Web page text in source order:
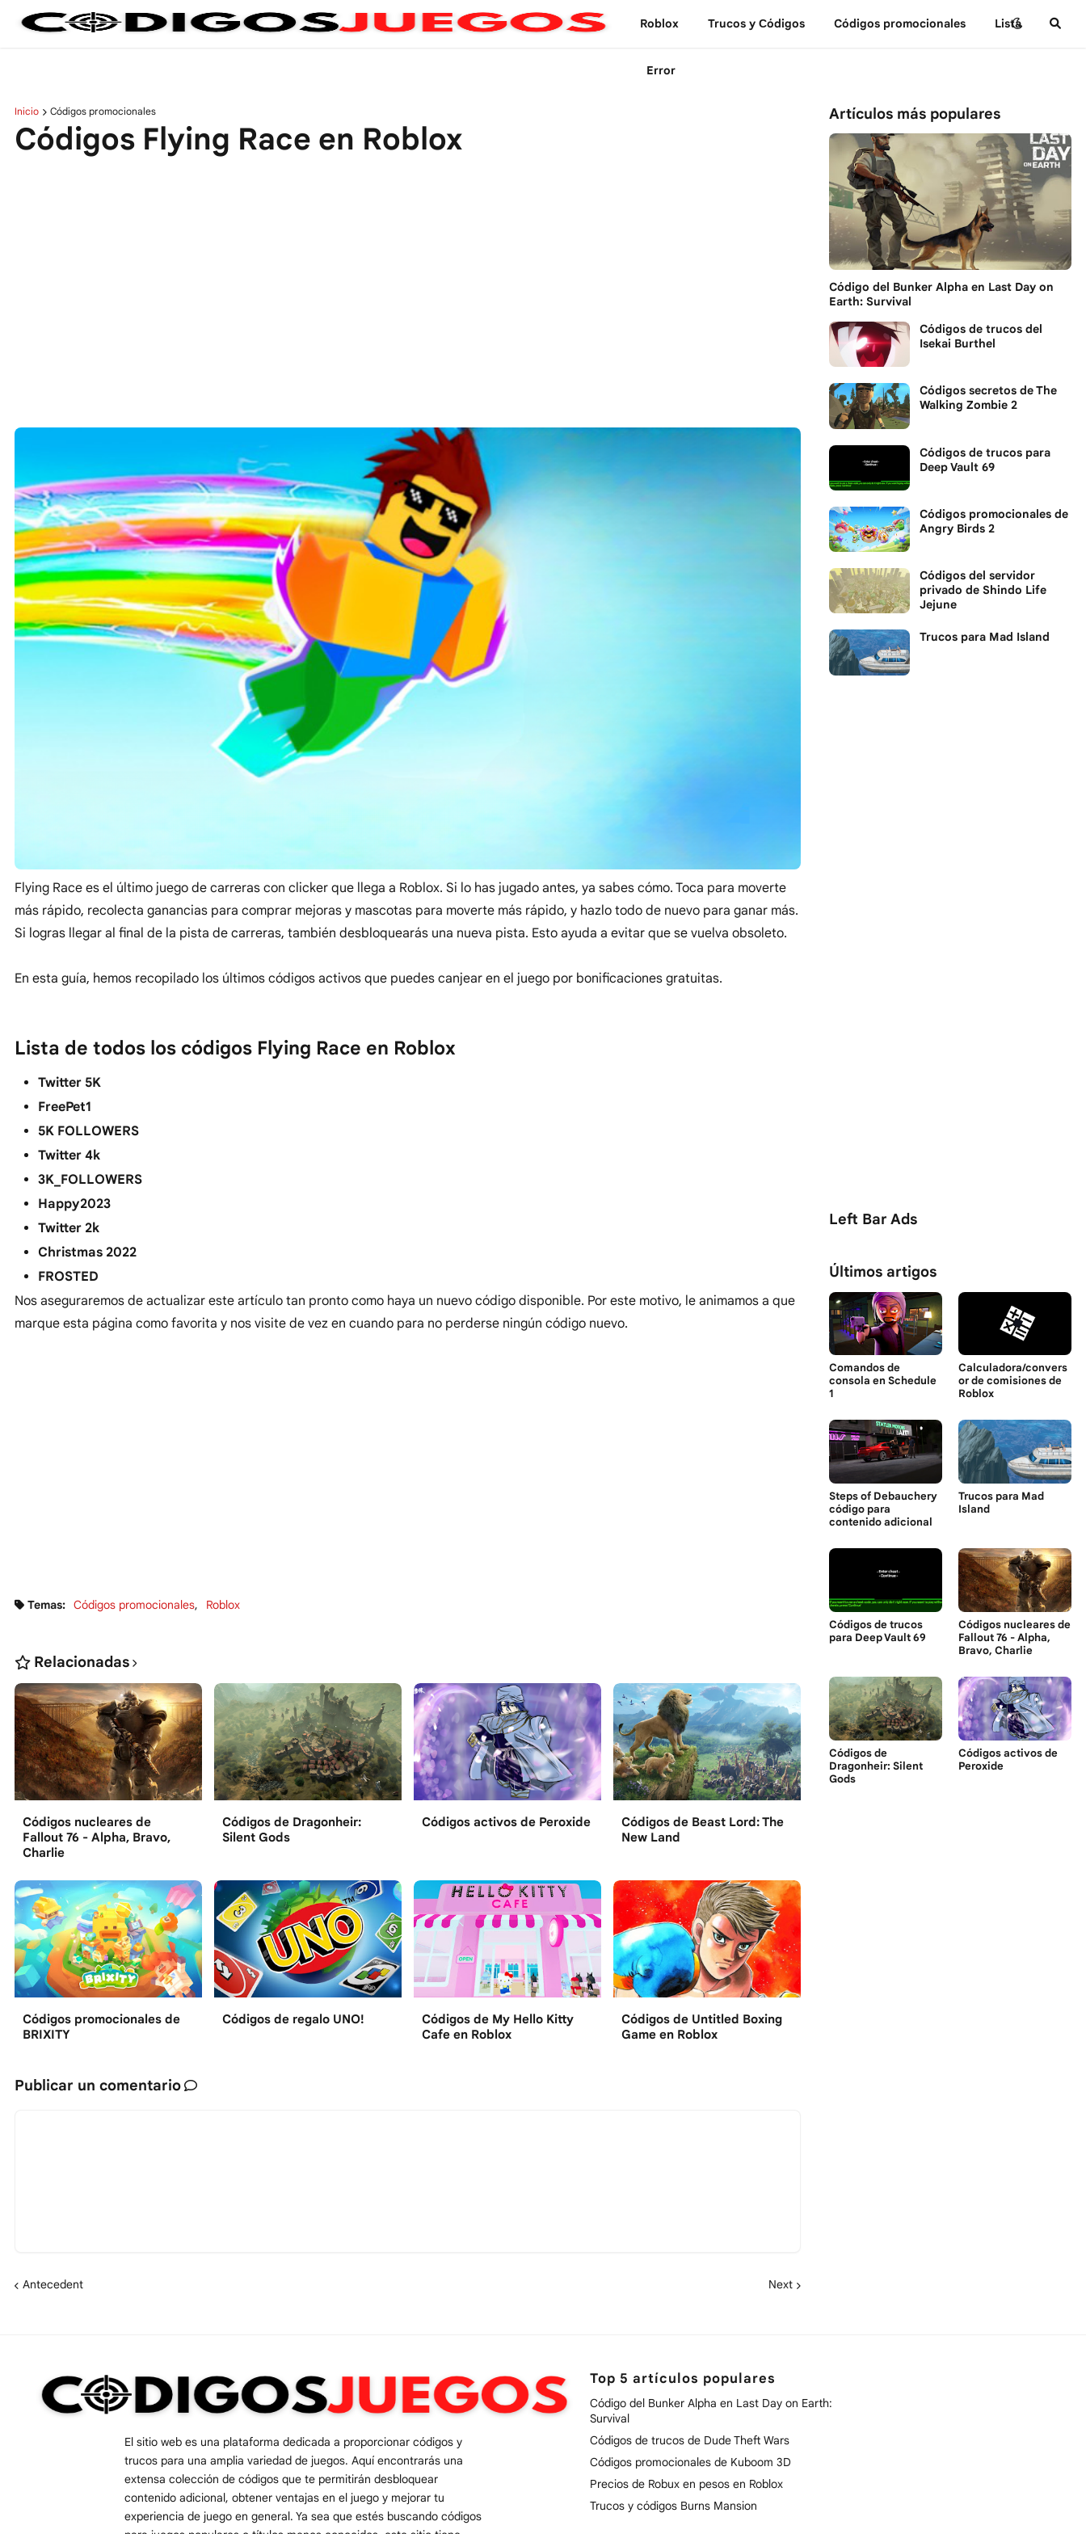
Roblox Trucos y Сódigos Códigos promocionales Lista
Error
Inicio Códigos promocionales
Códigos Flying Race en Roblox
Flying Race es el último juego de carreras con clicker que llega a Roblox. Si lo has jugado antes, ya sabes cómo. Toca para moverte
más rápido, recolecta ganancias para comprar mejoras y mascotas para moverte más rápido, y hazlo todo de nuevo para ganar más.
Si logras llegar al final de la pista de carreras, también desbloquearás una nueva pista. Esto ayuda a evitar que se vuelva obsoleto.
En esta guía, hemos recopilado los últimos códigos activos que puedes canjear en el juego por bonificaciones gratuitas.
Lista de todos los códigos Flying Race en Roblox
Twitter 5K
FreePet1
5K FOLLOWERS
Twitter 4k
3K_FOLLOWERS
Happy2023
Twitter 2k
Christmas 2022
FROSTED
Nos aseguraremos de actualizar este artículo tan pronto como haya un nuevo código disponible. Por este motivo, le animamos a que
marque esta página como favorita y nos visite de vez en cuando para no perderse ningún código nuevo.
Temas: Códigos promocionales Roblox
Relacionadas
Códigos nucleares de
Fallout 76 - Alpha, Bravo,
Charlie
Códigos de Dragonheir:
Silent Gods
Códigos activos de Peroxide
Códigos de Beast Lord: The
New Land
Códigos promocionales de
BRIXITY
Códigos de regalo UNO!
Códigos de My Hello Kitty
Cafe en Roblox
Códigos de Untitled Boxing
Game en Roblox
Publicar un comentario
Antecedent Next
Artículos más populares
Código del Bunker Alpha en Last Day on
Earth: Survival
Códigos de trucos del
Isekai Burthel
Códigos secretos de The
Walking Zombie 2
Códigos de trucos para
Deep Vault 69
Códigos promocionales de
Angry Birds 2
Códigos del servidor
privado de Shindo Life
Jejune
Trucos para Mad Island
Left Bar Ads
Últimos artigos
Comandos de
consola en Schedule
1
Calculadora/convers
or de comisiones de
Roblox
Steps of Debauchery
código para
contenido adicional
Trucos para Mad
Island
Códigos de trucos
para Deep Vault 69
Códigos nucleares de
Fallout 76 - Alpha,
Bravo, Charlie
Códigos de
Dragonheir: Silent
Gods
Códigos activos de
Peroxide
El sitio web es una plataforma dedicada a proporcionar códigos y
trucos para una amplia variedad de juegos. Aquí encontrarás una
extensa colección de códigos que te permitirán desbloquear
contenido adicional, obtener ventajas en el juego y mejorar tu
experiencia de juego en general. Ya sea que estés buscando códigos
Top 5 artículos populares
Código del Bunker Alpha en Last Day on Earth:
Survival
Códigos de trucos de Dude Theft Wars
Códigos promocionales de Kuboom 3D
Precios de Robux en pesos en Roblox
Trucos y códigos Burns Mansion